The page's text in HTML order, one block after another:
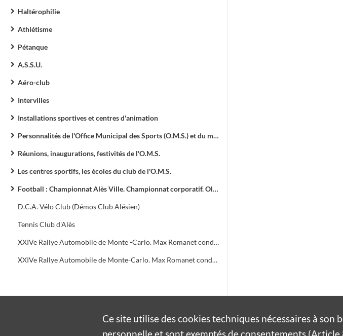
Haltérophilie
Athlétisme
Pétanque
A.S.S.U.
Aéro-club
Intervilles
Installations sportives et centres d'animation
Personnalités de l'Office Municipal des Sports (O.M.S.) et du monde du sport
Réunions, inaugurations, festivités de l'O.M.S.
Les centres sportifs, les écoles du club de l'O.M.S.
Football : Championnat Alès Ville. Championnat corporatif. Olympique d'Alès (O.A.) ; Olympique d'Alès en Cévennes (O.A.C.)
D.C.A. Vélo Club (Démos Club Alésien)
Tennis Club d'Alès
XXIVe Rallye Automobile de Monte -Carlo. Max Romanet conduit la voiture 418
XXIVe Rallye Automobile de Monte-Carlo. Max Romanet conduit la voiture 418
Ce site utilise descookiestechniques nécessaires à son